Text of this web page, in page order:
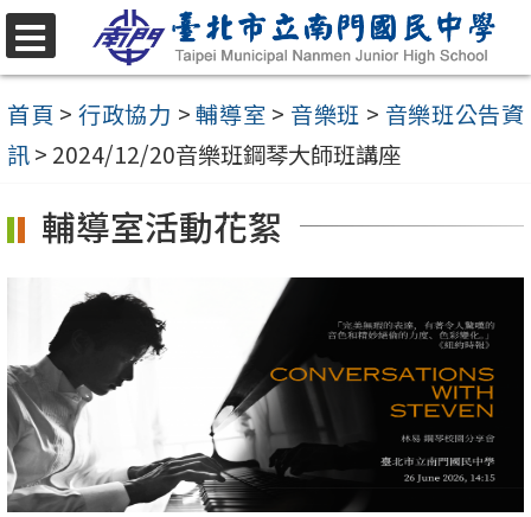
跳
至
主
要
容
選
單
首頁 > 行政協力 >輔導室 > 音樂班 > 音樂班公告資
訊> 2024/12/20音樂班鋼琴大師班講座
輔導室活動花絮